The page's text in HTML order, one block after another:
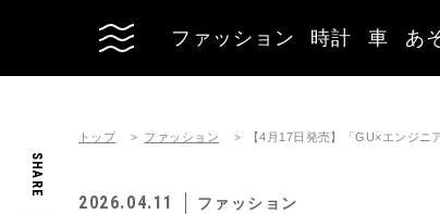
ファッション 時計 車 あ
SHARE
トップ ファッション 【4月17日発売】「GU×エンジ
2026.04.11 ファッション